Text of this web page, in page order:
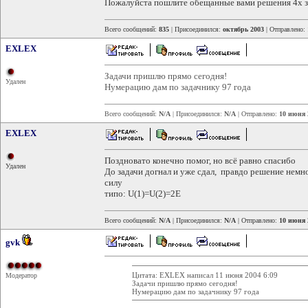
Пожалуйста пошлите обещанные вами решения 4х
Всего сообщений: 835 | Присоединился: октябрь 2003 | Отправлено:
EXLEX
Удален
Задачи пришлю прямо сегодня!
Нумерацию дам по задачнику 97 года
Всего сообщений: N/A | Присоединился: N/A | Отправлено: 10 июня
EXLEX
Удален
Поздновато конечно помог, но всё равно спасибо
До задачи догнал и уже сдал, правдо решение
силу
типо: U(1)=U(2)=2E
Всего сообщений: N/A | Присоединился: N/A | Отправлено: 10 июня
gvk
Модератор
Цитата: EXLEX написал 11 июня 2004 6:09
Задачи пришлю прямо сегодня!
Нумерацию дам по задачнику 97 года